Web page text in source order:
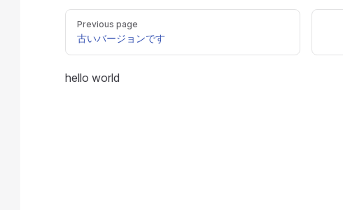
Pager
Previous page
古いバージョンです
hello world